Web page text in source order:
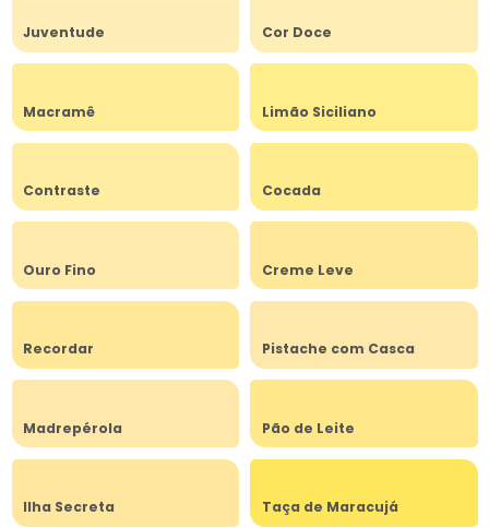
Juventude Cor Doce
Macramê Limão Siciliano
Contraste Cocada
Ouro Fino Creme Leve
Recordar Pistache com Casca
Madrepérola Pão de Leite
Ilha Secreta Taça de Maracujá